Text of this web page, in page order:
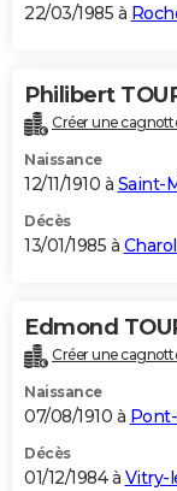
22/03/1985 à
Philibert
Créer une
Naissance
12/11/1910 à Saint-
Décès
13/01/1985 à
Edmond
Créer une
Naissance
07/08/1910 à
Décès
01/12/1984 à Vitry-